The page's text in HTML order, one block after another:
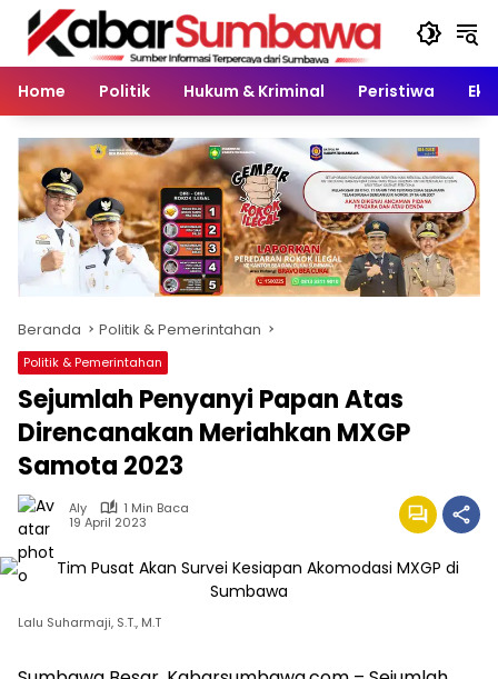
Langsung
konten
Home
Politik Hukum & Kriminal Peristiwa
Beranda Politik & Pemerintahan
Politik & Pemerintahan
Sejumlah Penyanyi Papan Atas
Direncanakan Meriahkan MXGP
Samota 2023
Aly
1 Min Baca
19 April 2023
Lalu Suharmaji, S.T., M.T